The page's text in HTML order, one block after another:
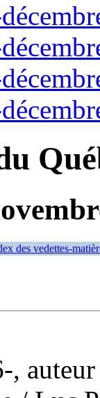
des vedettes-
, auteur